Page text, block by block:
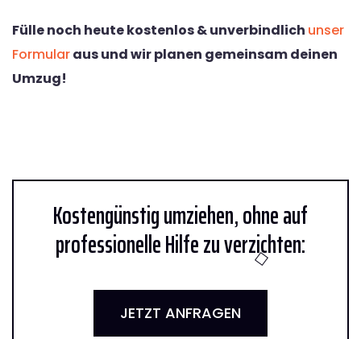
Fülle noch heute kostenlos & unverbindlich unser
Formularaus und wir planen gemeinsam deinen
Umzug!
Kostengünstig umziehen, ohne auf
professionelle Hilfe zu verzichten:
JETZT ANFRAGEN